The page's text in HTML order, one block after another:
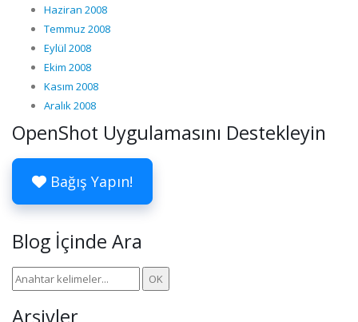
Haziran 2008
Temmuz 2008
Eylül 2008
Ekim 2008
Kasım 2008
Aralık 2008
OpenShot Uygulamasını Destekleyin
Bağış Yapın!
Blog İçinde Ara
Arşivler